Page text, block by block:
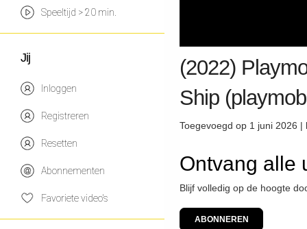
Speeltijd > 20 min.
Jij
Inloggen
Registreren
Resetten
Abonnementen
Favoriete video's
(2022)
Ship
Toegevoegd op 1 juni 2026 |
Ontvang alle
Blijf volledig op de hoogte
ABONNEREN